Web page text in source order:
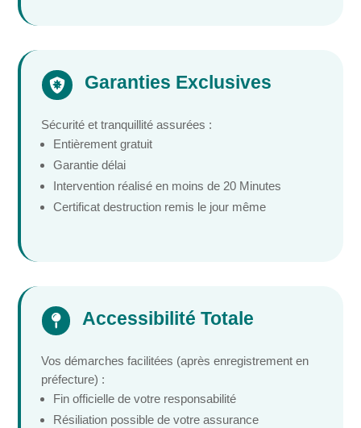
 Garanties Exclusives
Sécurité et tranquillité assurées :
Entièrement gratuit
Garantie délai
Intervention réalisé en moins de 20 Minutes
Certificat destruction remis le jour même
 Accessibilité Totale
Vos démarches facilitées (après enregistrement en
préfecture) :
Fin officielle de votre responsabilité
Résiliation possible de votre assurance